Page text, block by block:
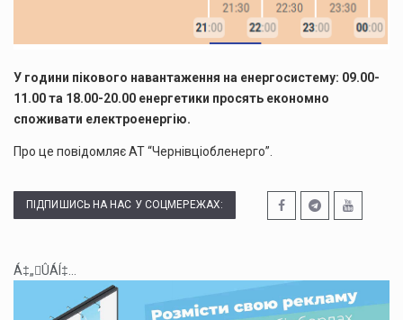
У години пікового навантаження на енергосистему: 09.00-
11.00 та 18.00-20.00 енергетики просять економно
споживати електроенергію.
Про це повідомляє АТ “Чернівціобленерго”.
ПІДПИШИСЬ НА НАС У СОЦМЕРЕЖАХ:
Á‡„ÛÁÍ‡...